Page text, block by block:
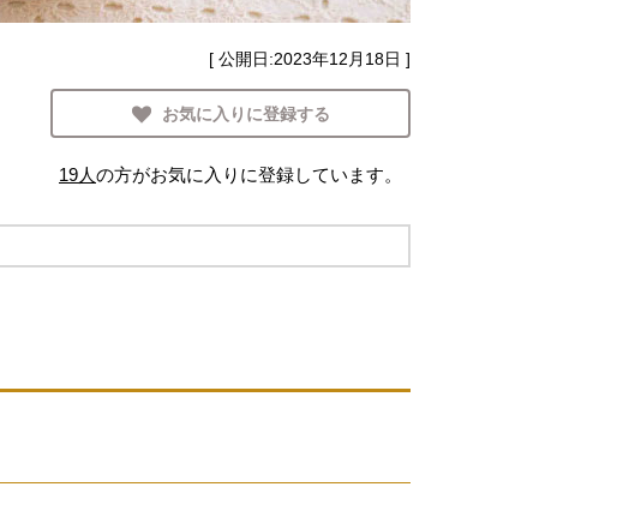
[ 公開日:2023年12月18日 ]
お気に入りに登録する
19人の方がお気に入りに登録しています。